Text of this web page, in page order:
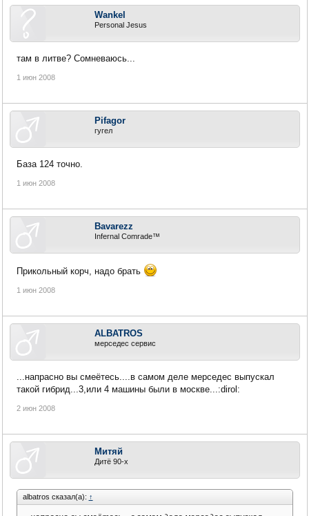
Wankel
Personal Jesus
там в литве? Сомневаюсь...
1 июн 2008
Pifagor
гугел
База 124 точно.
1 июн 2008
Bavarezz
Infernal Comrade™
Прикольный корч, надо брать
1 июн 2008
ALBATROS
мерседес сервис
...напрасно вы смеётесь....в самом деле мерседес выпускал
такой гибрид...3,или 4 машины были в москве...:dirol:
2 июн 2008
Митяй
Дитё 90-х
albatros сказал(а): ↑